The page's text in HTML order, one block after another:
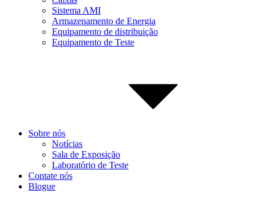
Sistema AMI
Armazenamento de Energia
Equipamento de distribuição
Equipamento de Teste
Sobre nós
Notícias
Sala de Exposição
Laboratório de Teste
Contate nós
Blogue